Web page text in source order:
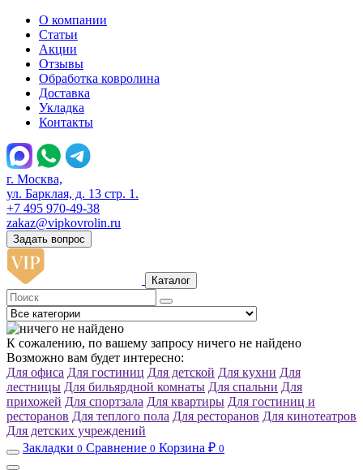
О компании
Статьи
Акции
Отзывы
Обработка ковролина
Доставка
Укладка
Контакты
г. Москва,
ул. Барклая, д. 13 стр. 1.
+7 495 970-49-38
zakaz@vipkovrolin.ru
Задать вопрос
Каталог
К сожалению, по вашему запросу ничего не найдено
Возможно вам будет интересно:
Для офиса Для гостиниц Для детской Для кухни Для
лестницы Для бильярдной комнаты Для спальни Для
прихожей Для спортзала Для квартиры Для гостиниц и
ресторанов Для теплого пола Для ресторанов Для кинотеатров
Для детских учреждений
Закладки 0 Сравнение 0 Корзина ₽ 0